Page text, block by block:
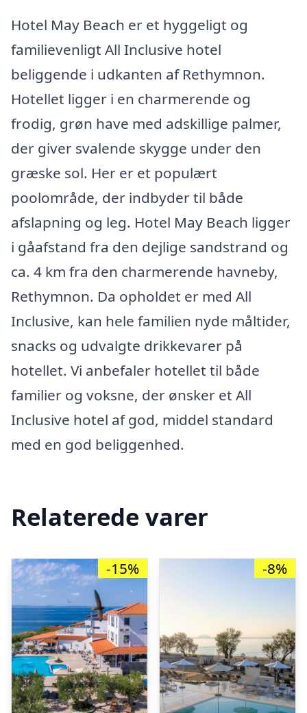
Hotel May Beach er et hyggeligt og
familievenligt All Inclusive hotel
beliggende i udkanten af Rethymnon.
Hotellet ligger i en charmerende og
frodig, grøn have med adskillige palmer,
der giver svalende skygge under den
græske sol. Her er et populært
poolområde, der indbyder til både
afslapning og leg. Hotel May Beach ligger
i gåafstand fra den dejlige sandstrand og
ca. 4 km fra den charmerende havneby,
Rethymnon. Da opholdet er med All
Inclusive, kan hele familien nyde måltider,
snacks og udvalgte drikkevarer på
hotellet. Vi anbefaler hotellet til både
familier og voksne, der ønsker et All
Inclusive hotel af god, middel standard
med en god beliggenhed.
Relaterede varer
-15% -8%